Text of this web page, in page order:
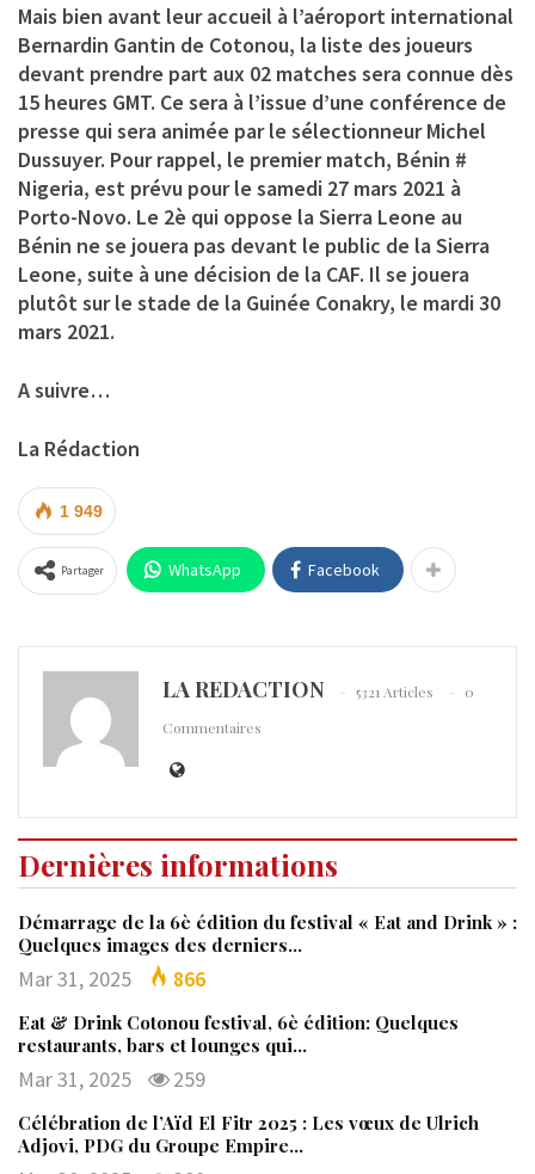
Mais bien avant leur accueil à l’aéroport international
Bernardin Gantin de Cotonou, la liste des joueurs
devant prendre part aux 02 matches sera connue dès
15 heures GMT. Ce sera à l’issue d’une conférence de
presse qui sera animée par le sélectionneur Michel
Dussuyer. Pour rappel, le premier match, Bénin #
Nigeria, est prévu pour le samedi 27 mars 2021 à
Porto-Novo. Le 2è qui oppose la Sierra Leone au
Bénin ne se jouera pas devant le public de la Sierra
Leone, suite à une décision de la CAF. Il se jouera
plutôt sur le stade de la Guinée Conakry, le mardi 30
mars 2021.
A suivre…
La Rédaction
1 949
Partager WhatsApp Facebook
LA REDACTION 5321 Articles
0
Commentaires
Dernières informations
Démarrage de la 6è édition du festival « Eat and Drink » :
Quelques images des derniers…
Mar 31, 2025 866
Eat & Drink Cotonou festival, 6è édition: Quelques
restaurants, bars et lounges qui…
Mar 31, 2025 259
Célébration de l’Aïd El Fitr 2025 : Les vœux de Ulrich
Adjovi, PDG du Groupe Empire…